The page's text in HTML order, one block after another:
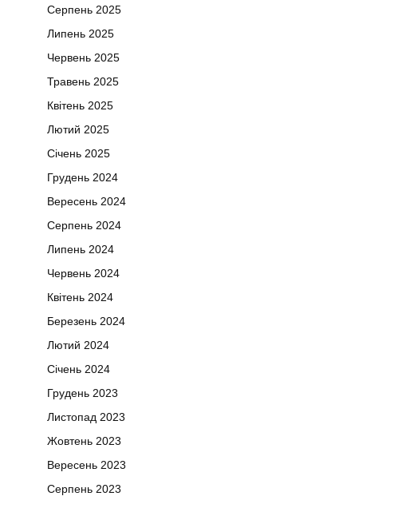
Серпень 2025
Липень 2025
Червень 2025
Травень 2025
Квітень 2025
Лютий 2025
Січень 2025
Грудень 2024
Вересень 2024
Серпень 2024
Липень 2024
Червень 2024
Квітень 2024
Березень 2024
Лютий 2024
Січень 2024
Грудень 2023
Листопад 2023
Жовтень 2023
Вересень 2023
Серпень 2023